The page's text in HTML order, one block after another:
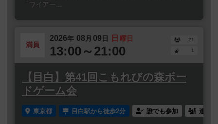
「ワイアー...
満員
2026年 08 月 09日 日 曜日
13:00～21:00
21
1
【目白】第41回こもれびの森ボー
ドゲーム会
東京都 目白駅から徒歩2分 誰でも参加 連れ